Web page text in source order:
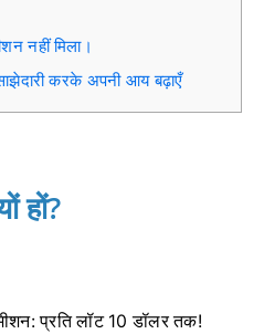
नहीं मिला।
करके अपनी आय बढ़ाएँ
हों?
प्रति लॉट 10 डॉलर तक!